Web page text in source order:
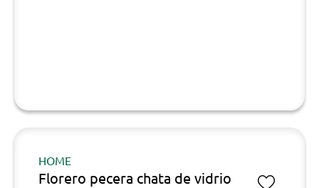
HOME
Florero pecera chata de vidrio